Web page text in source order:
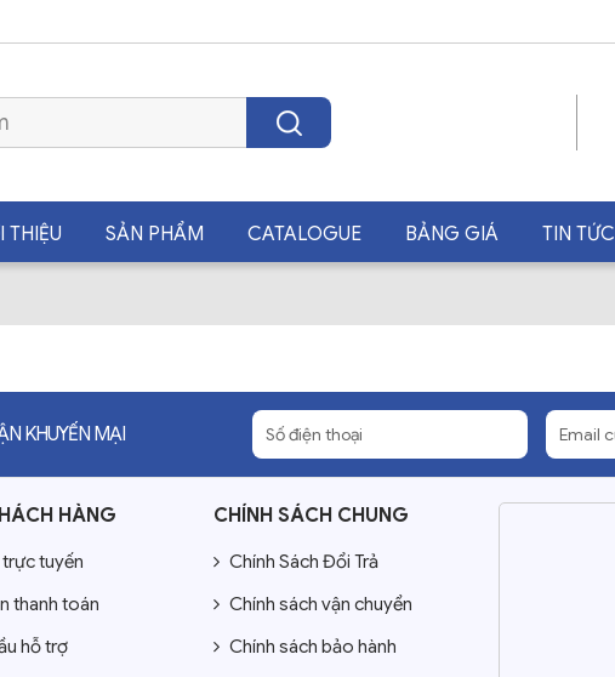
THIỆU SẢN PHẨM CATALOGUE BẢNG GIÁ TIN TỨC
KHUYẾN MẠI
HÀNG
tuyến
thanh toán
hỗ trợ
CHÍNH SÁCH CHUNG
Chính Sách Đổi Trả
Chính sách vận chuyển
Chính sách bảo hành